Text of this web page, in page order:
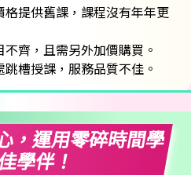
格提供舊課，課程沒有年年更
不齊，且需另外加價購買。
跳槽授課，服務品質不佳。
，運用零碎時間學
學伴！